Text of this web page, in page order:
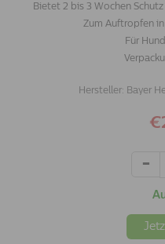
Bietet 2 bis 3 Wochen
Zum Auftropfen
Für
Hersteller: Bayer